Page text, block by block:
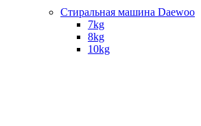
Стиральная машина Daewoo
7kg
8kg
10kg